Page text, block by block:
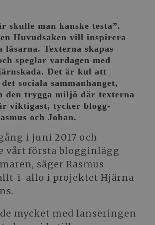
skulle man kanske testa”.
Huvudsaken vill inspirera
läsarna. Texterna skapas
speglar vardagen med
Det är kul att
sociala sammanhanget,
den trygga miljö där texterna
viktigast, tycker blogg-
och Johan.
i juni 2017 och
vårt första blogginlägg
säger Rasmus
i-allo i projektet Hjärna
mycket med lanseringen